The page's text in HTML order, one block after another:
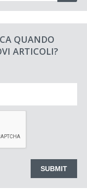
QUANDO
ARTICOLI?